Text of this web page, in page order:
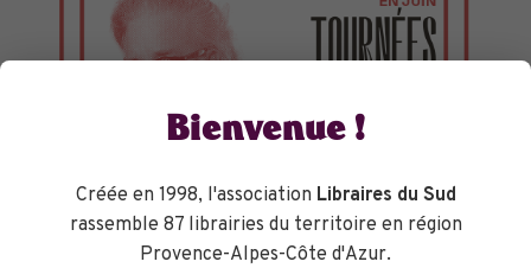
Bienvenue !
Créée en 1998, l'association Libraires du Sud
rassemble 87 librairies du territoire en région
Provence-Alpes-Côte d'Azur.